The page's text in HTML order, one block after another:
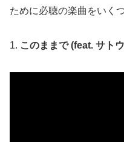
ために必聴の楽曲をいく
1. このままで (feat. サト